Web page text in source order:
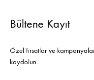
Bültene Kayıt
Özel fırsatlar ve
kaydolun.